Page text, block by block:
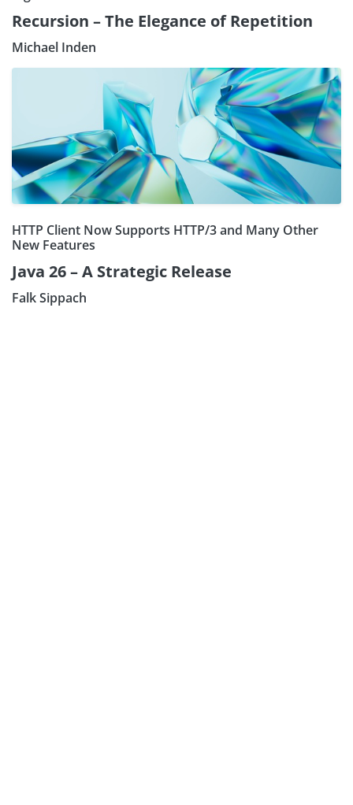
Recursion – The Elegance of Repetition
Michael Inden
HTTP Client Now Supports HTTP/3 and Many Other
New Features
Java 26 – A Strategic Release
Falk Sippach